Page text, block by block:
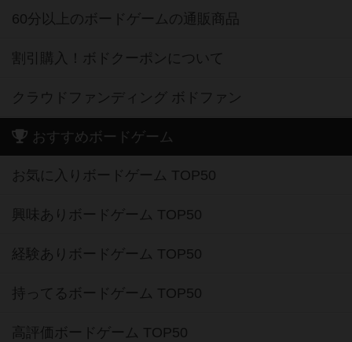
60分以上のボードゲームの通販商品
割引購入！ボドクーポンについて
クラウドファンディング ボドファン
おすすめボードゲーム
お気に入りボードゲーム TOP50
興味ありボードゲーム TOP50
経験ありボードゲーム TOP50
持ってるボードゲーム TOP50
高評価ボードゲーム TOP50